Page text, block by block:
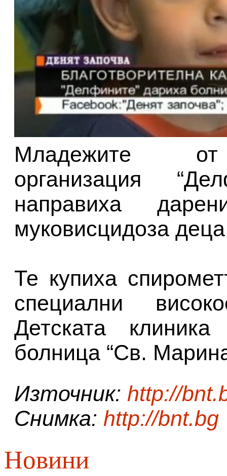
Младежите от
организация
направиха
муковисцидоза
Те купиха
специални
Детската клиника
болница “Св.
Източник: http://
Снимка: http://bnt.bg
Новини